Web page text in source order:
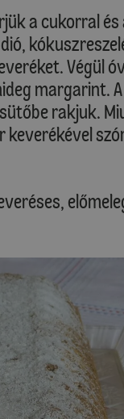
a cukorral
Végül
margarint.
rakjuk.